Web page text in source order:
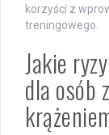
korzyści z
treningowego.
Jakie
dla osób